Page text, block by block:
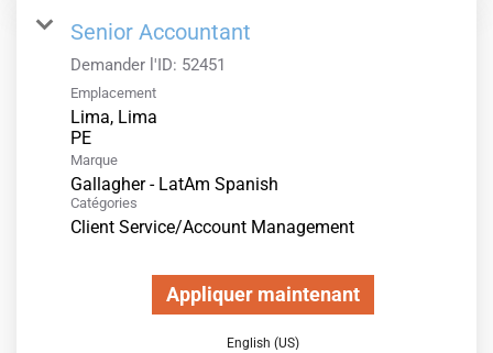
Senior Accountant
Demander l'ID: 52451
Emplacement
Lima, Lima
Marque
Gallagher - LatAm Spanish
Catégories
Client Service/Account Management
Appliquer maintenant
English (US)